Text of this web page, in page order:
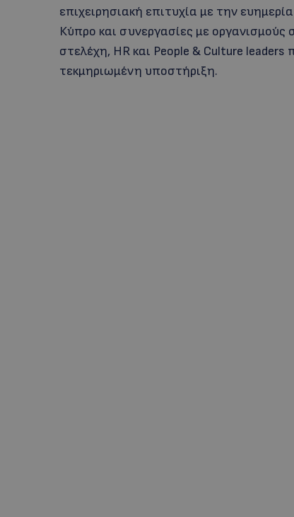
επιχειρησιακή επιτυχία με την
Κύπρο και συνεργασίες με
στελέχη, HR και People & Culture
τεκμηριωμένη υποστήριξη.